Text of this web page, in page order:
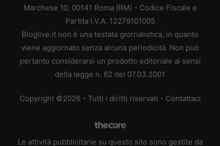
Marchese 10, 00141 Roma (RM) - Codice Fiscale e
Partita I.V.A. 12279101005
Bloglive.it non è una testata giornalistica, in quanto
viene aggiornato senza alcuna periodicità. Non può
pertanto considerarsi un prodotto editoriale ai sensi
della legge n. 62 del 07.03.2001
Copyright ©2026 - Tutti i diritti riservati - Contattaci
Le attività pubblicitarie su questo sito sono gestite da